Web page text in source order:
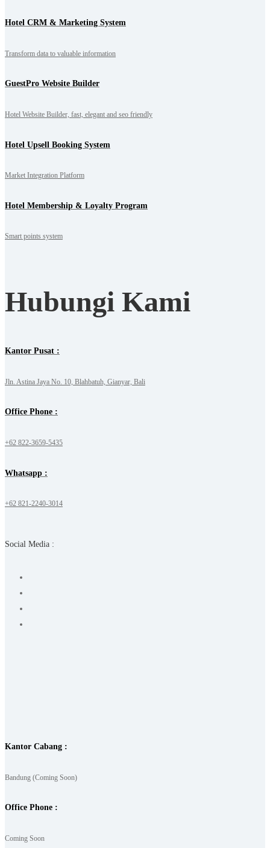
Hotel CRM & Marketing System
Transform data to valuable information
GuestPro Website Builder
Hotel Website Builder, fast, elegant and seo friendly
Hotel Upsell Booking System
Market Integration Platform
Hotel Membership & Loyalty Program
Smart points system
Hubungi Kami
Kantor Pusat :
Jln. Astina Jaya No. 10, Blahbatuh, Gianyar, Bali
Office Phone :
+62 822-3659-5435
Whatsapp :
+62 821-2240-3014
Social Media :
Kantor Cabang :
Bandung (Coming Soon)
Office Phone :
Coming Soon